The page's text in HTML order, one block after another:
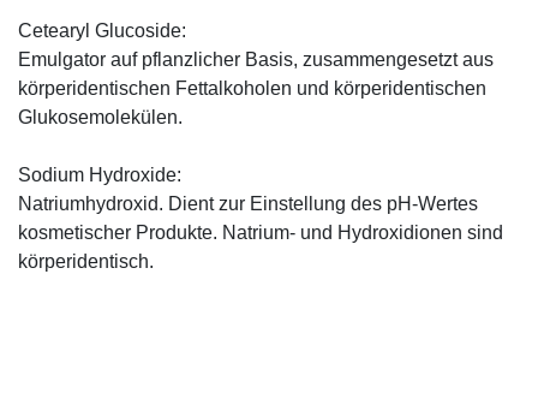
Cetearyl Glucoside:
Emulgator auf pflanzlicher Basis, zusammengesetzt aus
körperidentischen Fettalkoholen und körperidentischen
Glukosemolekülen.
Sodium Hydroxide:
Natriumhydroxid. Dient zur Einstellung des pH-Wertes
kosmetischer Produkte. Natrium- und Hydroxidionen sind
körperidentisch.